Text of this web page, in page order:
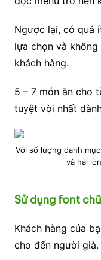
Ngược lại, có quá
lựa chọn và
khách hàng.
5 – 7 món ăn cho
tuyệt vời nhất
Với số lượng danh
và hài
Sử dụng font
Khách hàng của
cho đến người già.